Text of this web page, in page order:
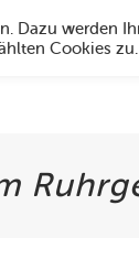
Dazu werden
Cookies zu.